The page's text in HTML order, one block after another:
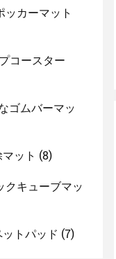
ッカーマット
コースター
ゴムバーマッ
ット (8)
クキューブマッ
トパッド (7)